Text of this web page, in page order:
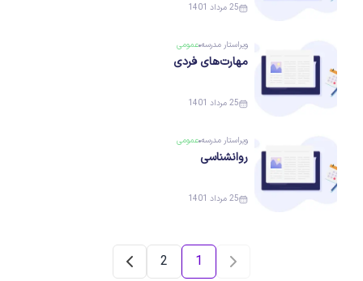
25 مرداد 1401
ویراستار مدرسه عمومی
مهارت‌های فردی
25 مرداد 1401
ویراستار مدرسه عمومی
روانشناسی
25 مرداد 1401
1
2